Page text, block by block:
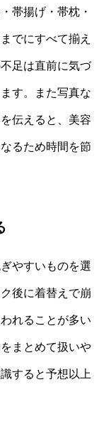
帯揚げ・帯枕・
でにすべて揃え
足は直前に気づ
す。また写真な
伝えると、美容
るため時間を節
やすいものを選
後に着替えで崩
れることが多い
まとめて扱いや
すると予想以上